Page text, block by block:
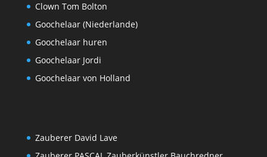
Clown Tom Bolton
Goochelaar (Niederlande)
Goochelaar huren
Goochelaar Jordi
Goochelaar von Holland
Zauberer David Lave